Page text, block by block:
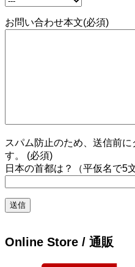
お問い合わせ本文(必須)
スパム防止のため、送信前
す。 (必須)
日本の首都は？（平仮名で5
Online Store / 通販